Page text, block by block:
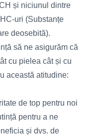
și niciunul dintre
uri (Substanțe
deosebită).
să ne asigurăm că
cu pielea cât și cu
această atitudine:
de top pentru noi
pentru a ne
și dvs. de